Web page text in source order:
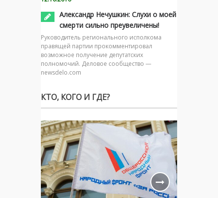
Александр Нечушкин: Слухи о моей
смерти сильно преувеличены!
Руководитель регионального исполкома
правящей партии прокомментировал
возможное получение депутатских
полномочий. Деловое сообщество —
newsdelo.com
КТО, КОГО И ГДЕ?